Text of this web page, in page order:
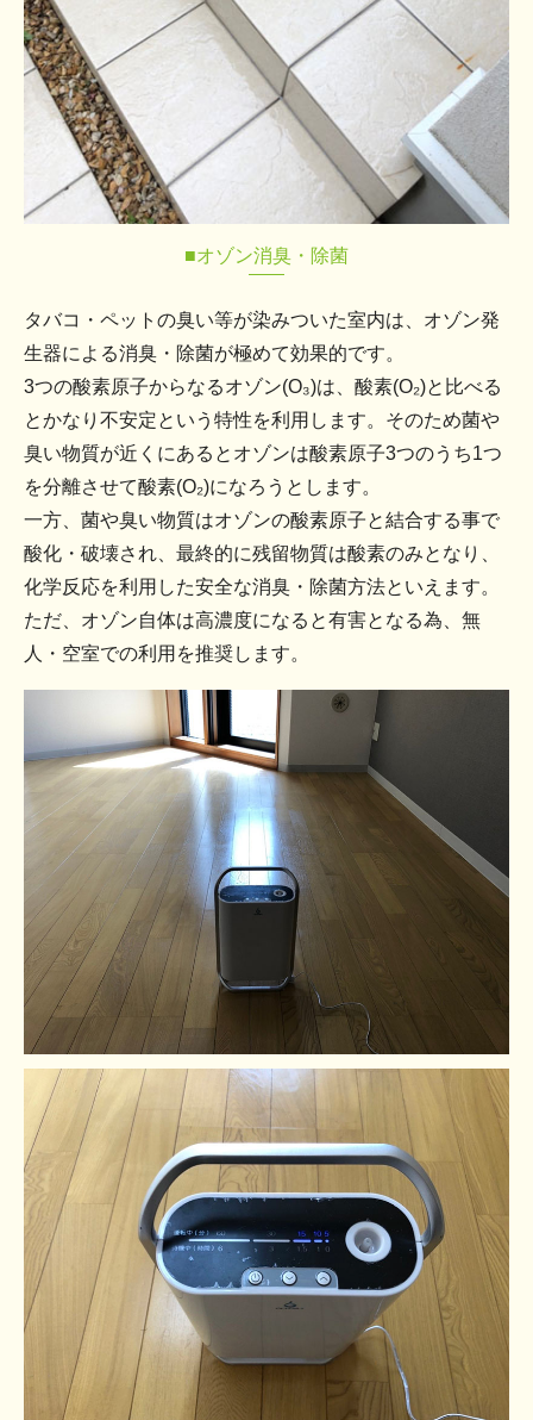
■オゾン消臭・除菌
タバコ・ペットの臭い等が染みついた室内は、オゾン発
生器による消臭・除菌が極めて効果的です。
3つの酸素原子からなるオゾン(O₃)は、酸素(O₂)と比べる
とかなり不安定という特性を利用します。そのため菌や
臭い物質が近くにあるとオゾンは酸素原子3つのうち1つ
を分離させて酸素(O₂)になろうとします。
一方、菌や臭い物質はオゾンの酸素原子と結合する事で
酸化・破壊され、最終的に残留物質は酸素のみとなり、
化学反応を利用した安全な消臭・除菌方法といえます。
ただ、オゾン自体は高濃度になると有害となる為、無
人・空室での利用を推奨します。